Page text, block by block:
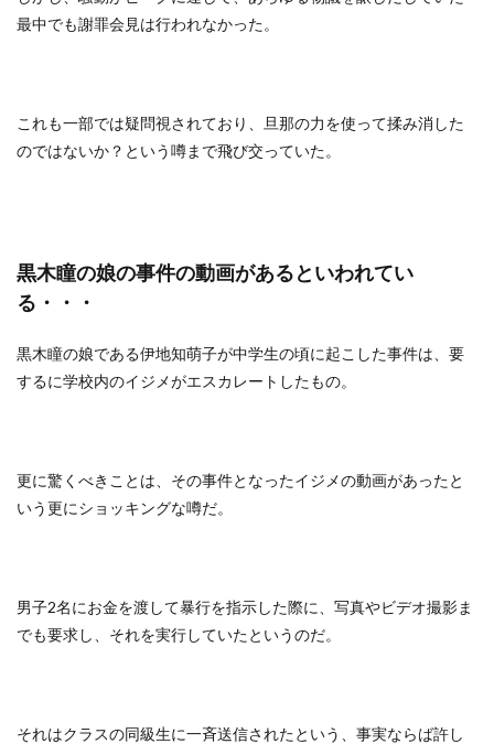
最中でも謝罪会見は行われなかった。
これも一部では疑問視されており、旦那の力を使って揉み消した
のではないか？という噂まで飛び交っていた。
黒木瞳の娘の事件の動画があるといわれてい
る・・・
黒木瞳の娘である伊地知萌子が中学生の頃に起こした事件は、要
するに学校内のイジメがエスカレートしたもの。
更に驚くべきことは、その事件となったイジメの動画があったと
いう更にショッキングな噂だ。
男子2名にお金を渡して暴行を指示した際に、写真やビデオ撮影ま
でも要求し、それを実行していたというのだ。
それはクラスの同級生に一斉送信されたという、事実ならば許し